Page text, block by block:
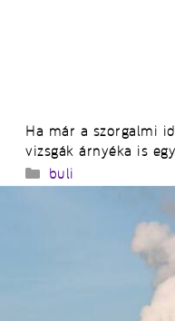
Ha már a szorgalmi
vizsgák árnyéka is
Kategória
buli